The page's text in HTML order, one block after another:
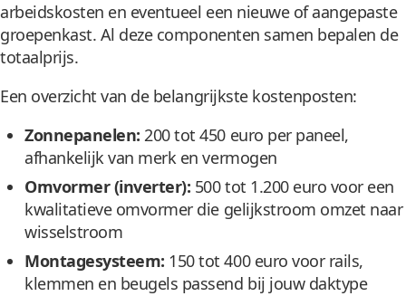
arbeidskosten en eventueel een nieuwe of aangepaste
groepenkast. Al deze componenten samen bepalen de
totaalprijs.
Een overzicht van de belangrijkste kostenposten:
Zonnepanelen: 200 tot 450 euro per paneel,
afhankelijk van merk en vermogen
Omvormer (inverter): 500 tot 1.200 euro voor een
kwalitatieve omvormer die gelijkstroom omzet naar
wisselstroom
Montagesysteem: 150 tot 400 euro voor rails,
klemmen en beugels passend bij jouw daktype